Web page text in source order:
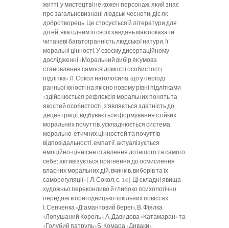
житті, у мистецтві не кожен персонаж, який знає
про загальновизнані людські чесноти, діє як
добротворець. Це стосується й літератури для
дітей, яка одним зі своїх завдань має показати
читачеві багатогранність людської натури, її
моральні цінності. У своєму дисертаційному
дослідженні «Моральний вибір як умова
становлення самосвідомості особистості
підлітка» Л. Сокол наголосила, що у періоді
ранньої юності на якісно новому рівні підлітками
«здійснюється рефлексія моральних понять та
якостей особистості, з’являється здатність до
децентрації, відбувається формування стійких
моральних почуттів, ускладнюється система
морально-етичних цінностей та почуттів
відповідальності, емпатії, актуалізується
емоційно-ціннісне ставлення до іншого та самого
себе; активізується прагнення до осмислення
власних моральних дій, вчинків, виборів та їх
саморегуляції» [ Л. Сокол, с. 16]. Ці складні явища
художньо переконливо й глибоко психологічно
передані в пригодницько-шкільних повістях
І. Сенченка «Діамантовий берег», В. Фіялка
«Лопушаний Король», А. Давидова «Катамаран» та
«Голубий патруль»,Б. Комара «Диваки»,